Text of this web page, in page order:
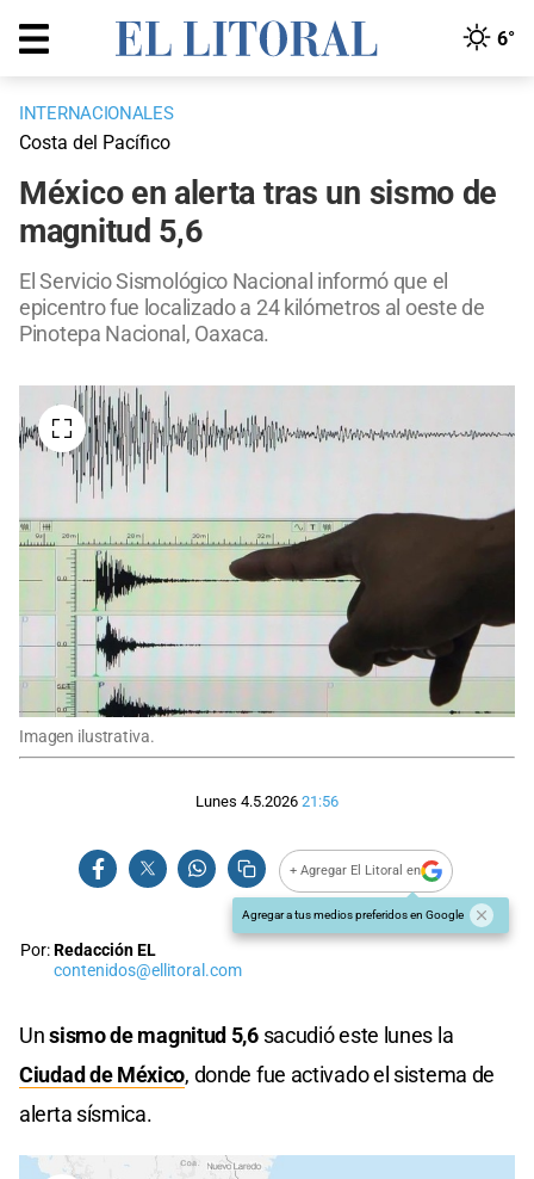
6°
INTERNACIONALES
Costa del Pacífico
México en alerta tras un sismo de
magnitud 5,6
El Servicio Sismológico Nacional informó que el
epicentro fue localizado a 24 kilómetros al oeste de
Pinotepa Nacional, Oaxaca.
Imagen ilustrativa.
Lunes 4.5.2026 21:56
+ Agregar El Litoral en
Agregar a tus medios preferidos en Google
Por:Redacción EL
contenidos@ellitoral.com
Unsismo de magnitud 5,6sacudió este lunes la
Ciudad de México, donde fue activado el sistema de
alerta sísmica.